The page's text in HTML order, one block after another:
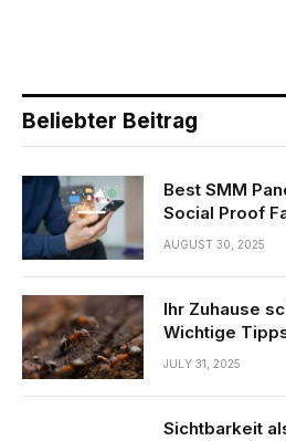
Beliebter Beitrag
Best SMM
Social Proof
AUGUST 30, 2025
Ihr Zuhause
Wichtige
JULY 31, 2025
Sichtbarkeit